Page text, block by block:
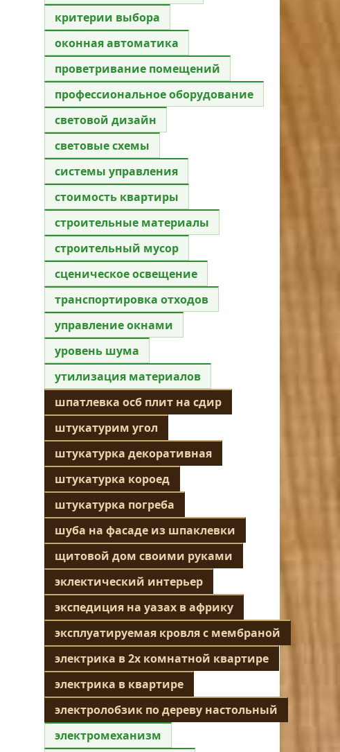
критерии выбора
оконная автоматика
проветривание помещений
профессиональное оборудование
световой дизайн
световые схемы
системы управления
стоимость квартиры
строительные материалы
строительный мусор
сценическое освещение
транспортировка отходов
управление окнами
уровень шума
утилизация материалов
шпатлевка осб плит на сдир
штукатурим угол
штукатурка декоративная
штукатурка короед
штукатурка погреба
шуба на фасаде из шпаклевки
щитовой дом своими руками
эклектический интерьер
экспедиция на уазах в африку
эксплуатируемая кровля с мембраной
электрика в 2х комнатной квартире
электрика в квартире
электролобзик по дереву настольный
электромеханизм